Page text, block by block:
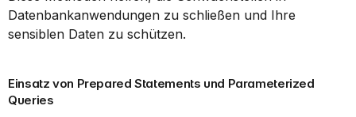
Datenbankanwendungen zu schließen und Ihre
sensiblen Daten zu schützen.
Einsatz von Prepared Statements und Parameterized
Queries